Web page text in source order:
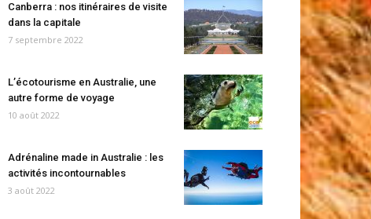
Canberra : nos itinéraires de visite
dans la capitale
7 septembre 2022
L’écotourisme en Australie, une
autre forme de voyage
10 août 2022
Adrénaline made in Australie : les
activités incontournables
3 août 2022